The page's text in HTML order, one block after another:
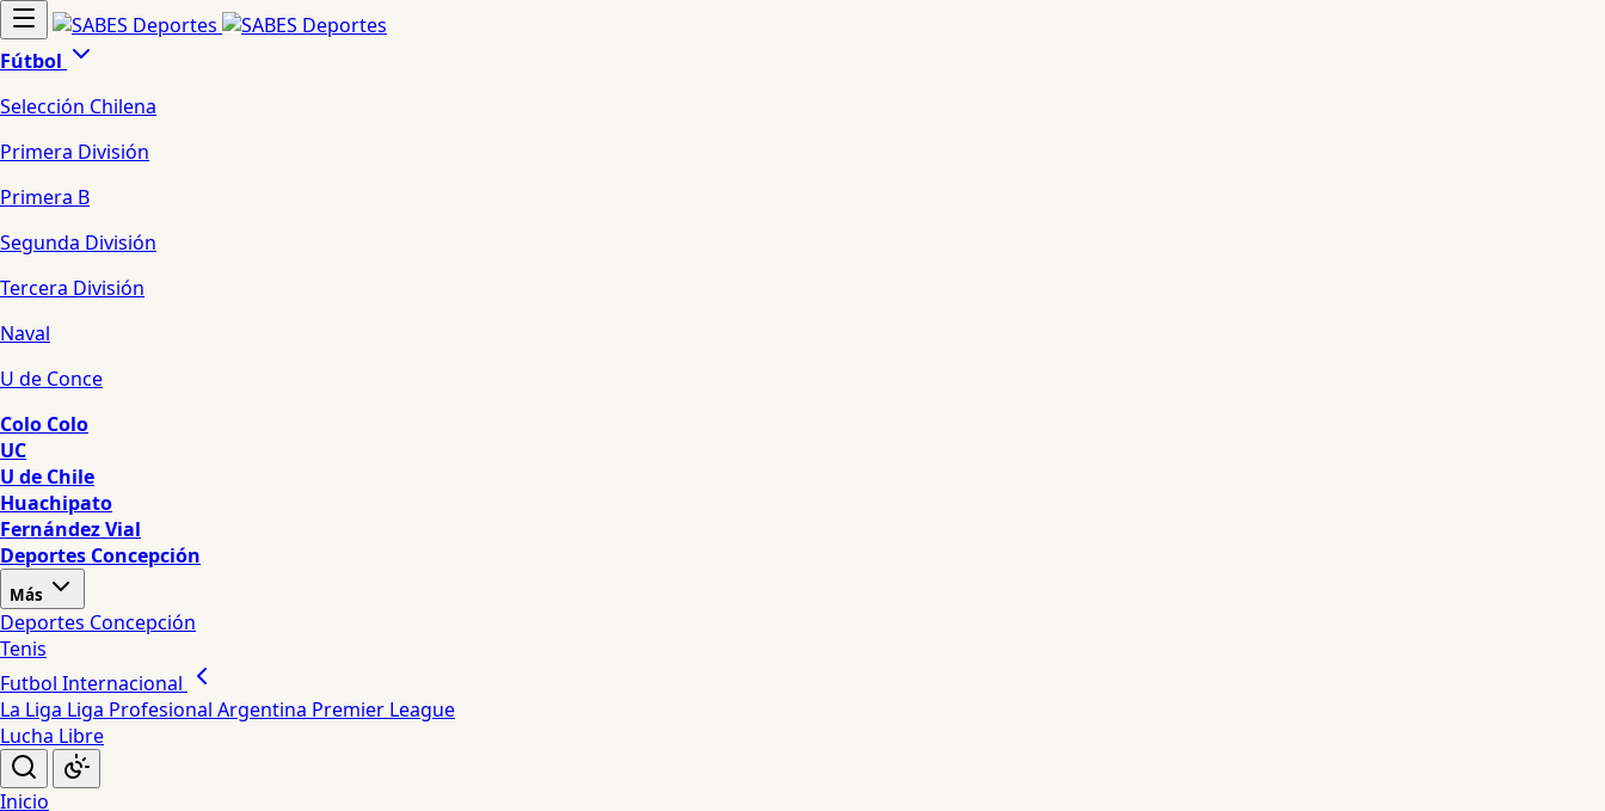
Fútbol
Selección Chilena
Primera División
Primera B
Segunda División
Tercera División
Naval
U de Conce
Colo Colo
UC
U de Chile
Huachipato
Fernández Vial
Deportes Concepción
Más
Deportes Concepción
Tenis
Futbol Internacional
La Liga Liga Profesional Argentina Premier League
Lucha Libre
Inicio